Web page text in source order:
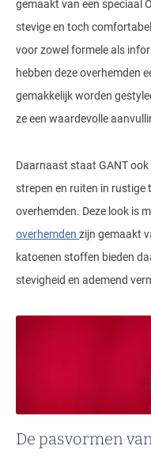
gemaakt van een speciaal
stevige en toch
voor zowel formele als
hebben deze overhemden
gemakkelijk worden
ze een waardevolle
Daarnaast staat GANT
strepen en ruiten in rustige
overhemden. Deze look is
overhemden zijn gemaakt
katoenen stoffen bieden
stevigheid en ademend
De pasvormen